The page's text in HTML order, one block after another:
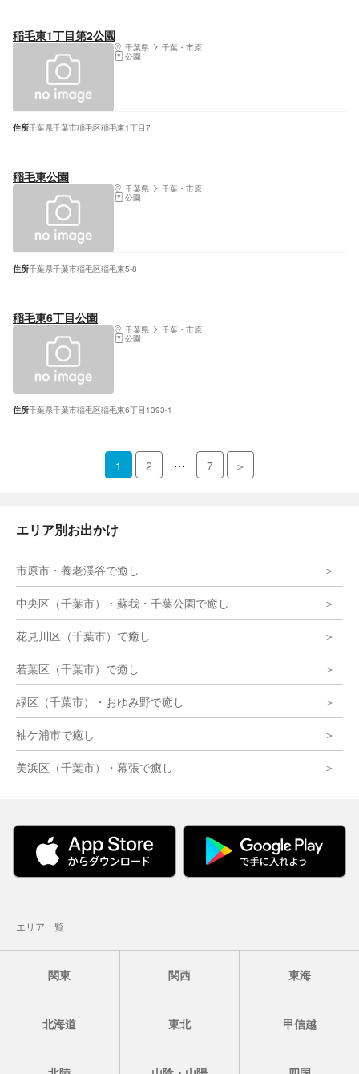
稲毛東1丁目第2公園
千葉県 千葉・市原
公園
住所千葉県千葉市稲毛区稲毛東1丁目7
稲毛東公園
千葉県 千葉・市原
公園
住所千葉県千葉市稲毛区稲毛東5-8
稲毛東6丁目公園
千葉県 千葉・市原
公園
住所千葉県千葉市稲毛区稲毛東6丁目1393-1
1 2 … 7 ＞
エリア別お出かけ
市原市・養老渓谷で癒し
中央区（千葉市）・蘇我・千葉公園で癒し
花見川区（千葉市）で癒し
若葉区（千葉市）で癒し
緑区（千葉市）・おゆみ野で癒し
袖ケ浦市で癒し
美浜区（千葉市）・幕張で癒し
エリア一覧
関東 関西 東海
北海道 東北 甲信越